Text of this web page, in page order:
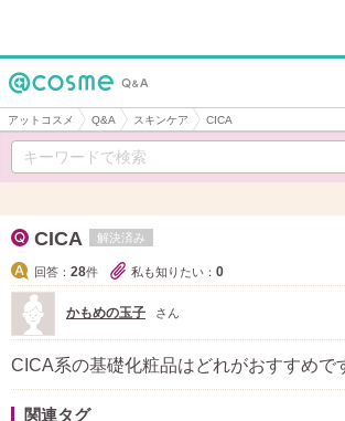
アットコスメ Q&A スキンケア CICA
CICA 解決済み
回答： 28件 私も知りたい： 0
かもめの玉子 さん
CICA系の基礎化粧品はどれがおすすめで
関連タグ